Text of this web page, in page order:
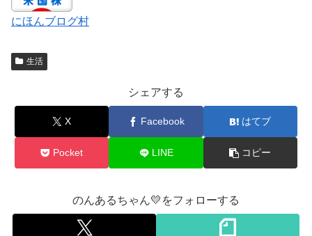
にほんブログ村
生活
シェアする
X Facebook はてブ
Pocket LINE コピー
のんあるちゃん💛をフォローする